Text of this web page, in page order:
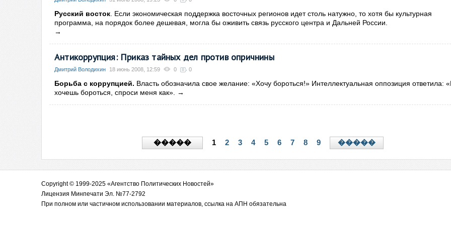
Русский восток . Если экономическая поддержка восточных регионов идет столь натужно, то хотя бы культурная
программа, на порядок более дешевая, могла бы оживить связь русского центра и Дальней России.
→
Антикоррупция: Приказ тайных дел против опричнины
Дмитрий Володихин 18 июнь 2008, 12:59 0 0
Борьба с коррупцией. Власть обозначила свое желание: «Хочу бороться!» Интеллектуальная оппозиция ответила:
хочешь бороться, спроси меня как».
→
����� 1 2 3 4 5 6 7 8 9 �����
Copyright © 1999-2025 «Агентство Политических Новостей»
Лицензия Минпечати Эл. №77-2792
При полном или частичном использовании материалов, ссылка на АПН обязательна